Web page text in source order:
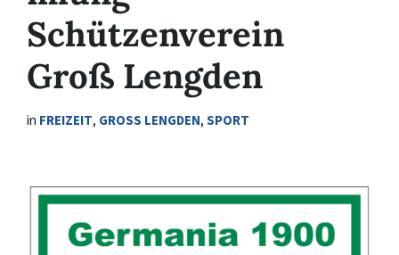
Schützenverein
Groß Lengden
in FREIZEIT, GROSS LENGDEN , SPORT